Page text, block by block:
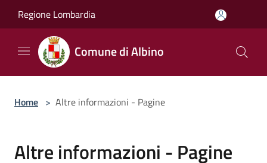
Regione Lombardia
Comune di Albino
Home > Altre informazioni - Pagine
Altre informazioni - Pagine